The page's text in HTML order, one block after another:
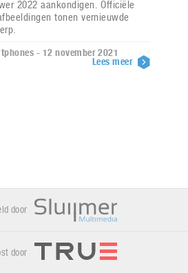
2022 aankondigen. Officiële
tonen vernieuwde
- 12 november 2021
Lees meer
door
door